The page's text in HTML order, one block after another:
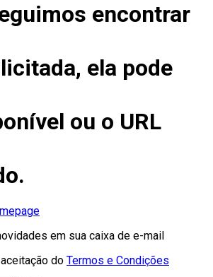
encontrar
ela pode
ou o URL
em sua caixa de e-mail
do Termos e Condições